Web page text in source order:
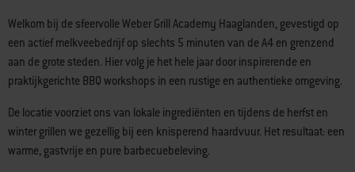
Welkom bij de sfeervolle Weber Grill Academy Haaglanden, gevestigd op
een actief melkveebedrijf op slechts 5 minuten van de A4 en grenzend
aan de grote steden. Hier volg je het hele jaar door inspirerende en
praktijkgerichte BBQ workshops in een rustige en authentieke omgeving.
De locatie voorziet ons van lokale ingrediënten en tijdens de herfst en
winter grillen we gezellig bij een knisperend haardvuur. Het resultaat: een
warme, gastvrije en pure barbecuebeleving.